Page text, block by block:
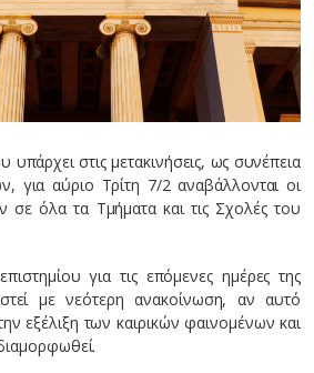
στις μετακινήσεις, ως συνέπεια
για αύριο Τρίτη 7/2 αναβάλλονται οι
σε όλα τα Τμήματα και τις Σχολές του
για τις επόμενες ημέρες της
με νεότερη ανακοίνωση, αν αυτό
εξέλιξη των καιρικών φαινομένων και